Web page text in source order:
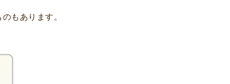
もあります。